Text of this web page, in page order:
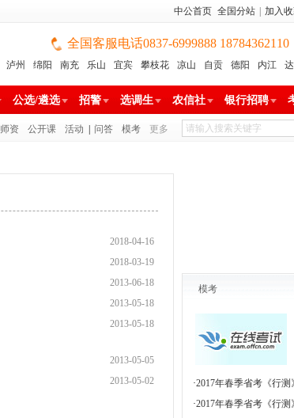
中公首页 全国分站 加入
全国客服电话0837-6999888 18784362110
泸州 绵阳 南充 乐山 宜宾 攀枝花 凉山 自贡 德阳 内江
公选/遴选 招警 选调生 农信社 银行招聘
师资 公开课 活动 问答 模考 更多
2018-04-16
2018-03-19
2013-06-18
2013-05-18
2013-05-18
2013-05-05
2013-05-02
模考
·2017年春季省考《行测
·2017年春季省考《行测